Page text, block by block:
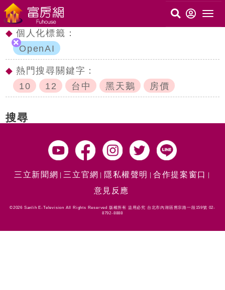
◆ 個人化標籤：
OpenAI
◆ 熱門搜尋關鍵字：
10
12 台中 黑天鵝 房價
搜尋
三立新聞網 三立官網 隱私權聲明
合作提案窗口
意見反應
©2026 Sanlih E-Television All Rights Reserved 版權所有 盜用必究 台北市內湖區舊宗路一段159號 02-
8792-8888